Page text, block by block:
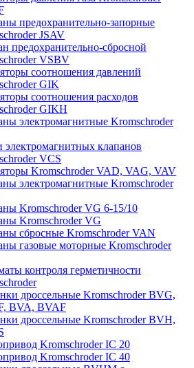
предохранительно-запорные
JSAV
предохранительно-сбросной
VSBV
соотношения давлений
GIK
соотношения расходов
GIKH
электромагнитные Kromschroder
электромагнитных клапанов
VCS
Kromschroder VAD, VAG, VAV
электромагнитные Kromschroder
Kromschroder VG 6-15/10
Kromschroder VG
сбросные Kromschroder VAN
газовые моторные Kromschroder
контроля герметичности
дроссельные Kromschroder BVG,
BVA, BVAF
дроссельные Kromschroder BVH,
Kromschroder IC 20
Kromschroder IC 40